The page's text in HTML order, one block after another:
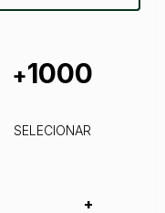
+1000
SELECIONAR
+